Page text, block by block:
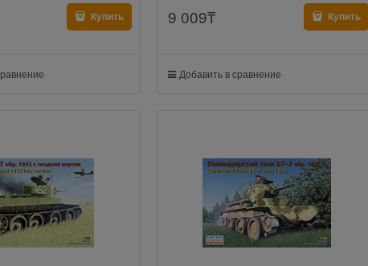
Купить 9 009₸ Купить
Добавить в сравнение